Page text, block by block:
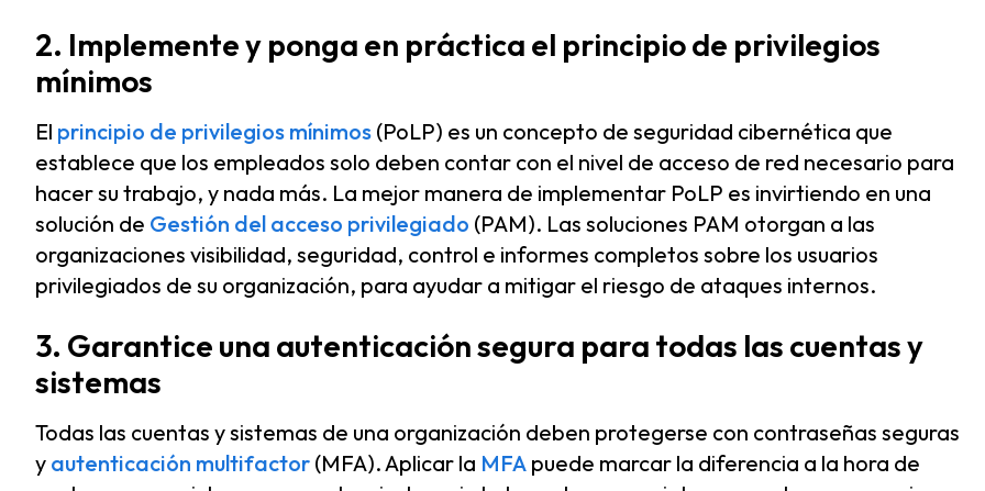
2. Implemente y ponga en práctica el principio de privilegios
mínimos
El principio de privilegios mínimos (PoLP) es un concepto de seguridad cibernética que
establece que los empleados solo deben contar con el nivel de acceso de red necesario para
hacer su trabajo, y nada más. La mejor manera de implementar PoLP es invirtiendo en una
solución de Gestión del acceso privilegiado (PAM). Las soluciones PAM otorgan a las
organizaciones visibilidad, seguridad, control e informes completos sobre los usuarios
privilegiados de su organización, para ayudar a mitigar el riesgo de ataques internos.
3. Garantice una autenticación segura para todas las cuentas y
sistemas
Todas las cuentas y sistemas de una organización deben protegerse con contraseñas seguras
y autenticación multifactor (MFA). Aplicar la MFA puede marcar la diferencia a la hora de